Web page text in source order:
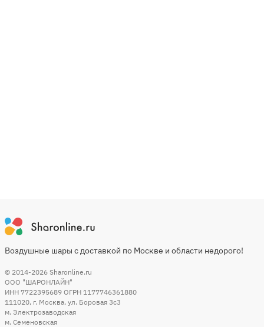
Воздушные шары с доставкой по Москве и области недорого!
© 2014-2026 Sharonline.ru
ООО "ШАРОНЛАЙН"
ИНН 7722395689 ОГРН 1177746361880
111020, г. Москва, ул. Боровая 3c3
м. Электрозаводская
м. Семеновская